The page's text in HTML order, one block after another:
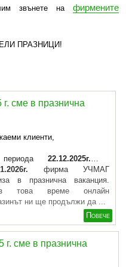
звънете на фирмените
ПРАЗНИЦИ!
сме в празнична
клиенти,
22.12.2025г. –
фирма УЧМАГ
в празнична ваканция.
това време онлайн
ни ще продължи да ...
Повече
г. сме в празнична